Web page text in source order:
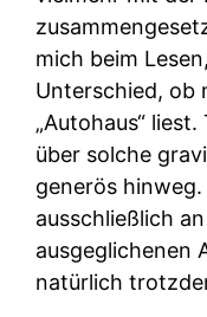
mich beim
Unterschied, ob
„Autohaus“
über solche
generös
ausschließlich
ausgeglichenen
natürlich